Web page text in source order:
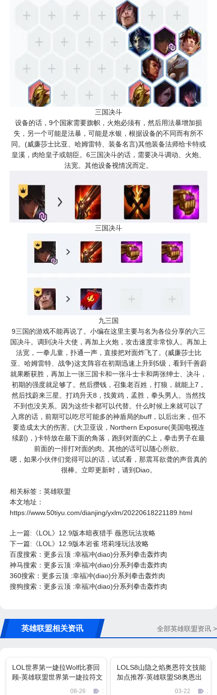
三国决斗
设备的话，9个国家需要旗帜，火炮必须有，然后用法暴增加损
失，另一个可能是法暴，可能是水银，根据设备的不同而有所不
同。(威廉莎士比亚、哈姆雷特、装备名言)其他装备法师给卡特或
皇溪，肉给皇子或朝臣。6三国决斗的话，需要决斗调动、火炮、
法宽。其他设备视情况而定。
三国决斗
九三国
9三国的游戏不能再说了。小编在这里主要与名为各位分享的六三
国决斗。调到决斗大使，再加上火炮，攻击速度非常惊人。再加上
法宽，一拳儿童，扑通一声，直接把对面炸飞了。(威廉莎士比
亚、哈姆雷特、战争)这支阵容在初期迅速上升到5级，看到千善蔚
就果断获胜，再加上一张三国卡和一张斗士卡和两张绅士、决斗，
初期的强度就足够了。然后攒钱，召集老百姓，打狼，就能上7，
然后找蔚来三星。打鸡升天8，找黄鸡，孟胜，拳头男人。当然找
不到也没关系。因为这些卡都可以代替。什么时候上来就可以了
入席的话，前期可以吃尽可能多的神盾局的buff，以后出来，但不
要造成太大的伤害。(大卫亚设，Northern Exposure(美国电视连
续剧)，)卡特放在最下面的角落，跑到对面的C上，拳击男子在最
前面的一排打对面的肉。其他的话可以随心所欲。
嗯，如果小伙伴们觉得可以的话，试试看，那震耳欲聋的声音真的
很棒。立即更新时，请到Diao。
相关标签： 英雄联盟
本文地址：
https://www.50tiyu.com/dianjing/yxlm/20220618221189.html
上一篇:《LOL》12.9版本暗夜猎手 薇恩玩法攻略
下一篇:《LOL》12.9版本岩雀 塔莉垭玩法攻略
百度搜索：更多云顶 :幸福冲(diao)分系列拳击轰炸肉
神马搜索：更多云顶 :幸福冲(diao)分系列拳击轰炸肉
360搜索：更多云顶 :幸福冲(diao)分系列拳击轰炸肉
搜狗搜索：更多云顶 :幸福冲(diao)分系列拳击轰炸肉
英雄联盟相关资讯 全部英雄联盟资讯 >
LOL世界第一婕拉Wolf比赛回
顾-英雄联盟世界第一婕拉符文
08-26 1346
LOLS8山隐之焰奥恩符文技能
加点推荐-英雄联盟S8奥恩出
03-22